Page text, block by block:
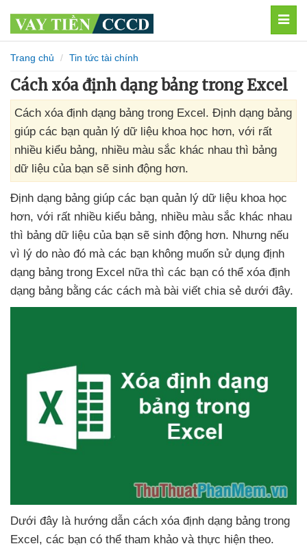
Trang chủ Tin tức tài chính
Cách xóa định dạng bảng trong Excel
Cách xóa định dạng bảng trong Excel. Định dạng bảng
giúp các bạn quản lý dữ liệu khoa học hơn, với rất
nhiều kiểu bảng, nhiều màu sắc khác nhau thì bảng
dữ liệu của bạn sẽ sinh động hơn.
Định dạng bảng giúp các bạn quản lý dữ liệu khoa học
hơn, với rất nhiều kiểu bảng, nhiều màu sắc khác nhau
thì bảng dữ liệu của bạn sẽ sinh động hơn. Nhưng nếu
vì lý do nào đó mà các bạn không muốn sử dụng định
dạng bảng trong Excel nữa thì các bạn có thể xóa định
dạng bảng bằng các cách mà bài viết chia sẻ dưới đây.
Dưới đây là hướng dẫn cách xóa định dạng bảng trong
Excel, các bạn có thể tham khảo và thực hiện theo.